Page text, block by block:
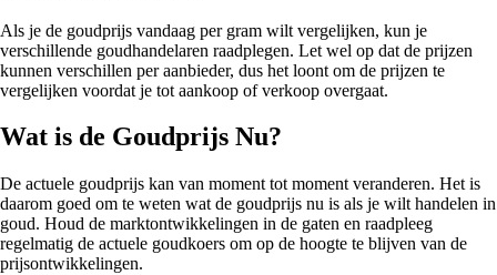
Als je de goudprijs vandaag per gram wilt vergelijken, kun je
verschillende goudhandelaren raadplegen. Let wel op dat de prijzen
kunnen verschillen per aanbieder, dus het loont om de prijzen te
vergelijken voordat je tot aankoop of verkoop overgaat.
Wat is de Goudprijs Nu?
De actuele goudprijs kan van moment tot moment veranderen. Het is
daarom goed om te weten wat de goudprijs nu is als je wilt handelen in
goud. Houd de marktontwikkelingen in de gaten en raadpleeg
regelmatig de actuele goudkoers om op de hoogte te blijven van de
prijsontwikkelingen.